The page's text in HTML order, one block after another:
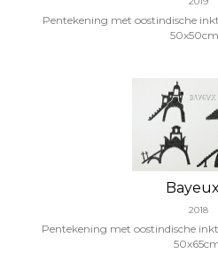
Pentekening met oostindische
2018
Pentekening met oostindische